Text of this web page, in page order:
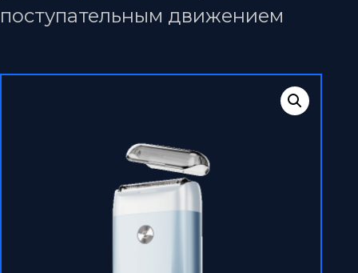
поступательным движением